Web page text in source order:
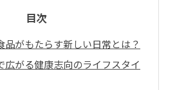
目次
品がもたらす新しい日常とは？
広がる健康志向のライフスタイ